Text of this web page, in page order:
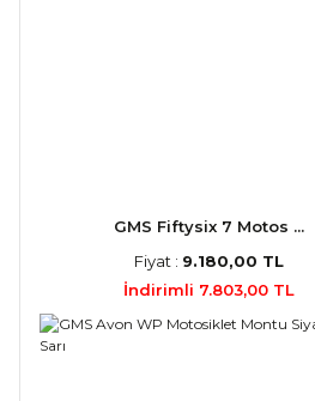
GMS Fiftysix 7 Motos ...
Fiyat : 9.180,00 TL
İndirimli 7.803,00 TL